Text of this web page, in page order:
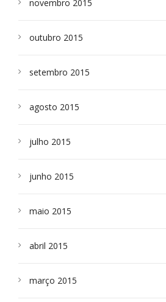
novembro 2015
outubro 2015
setembro 2015
agosto 2015
julho 2015
junho 2015
maio 2015
abril 2015
março 2015